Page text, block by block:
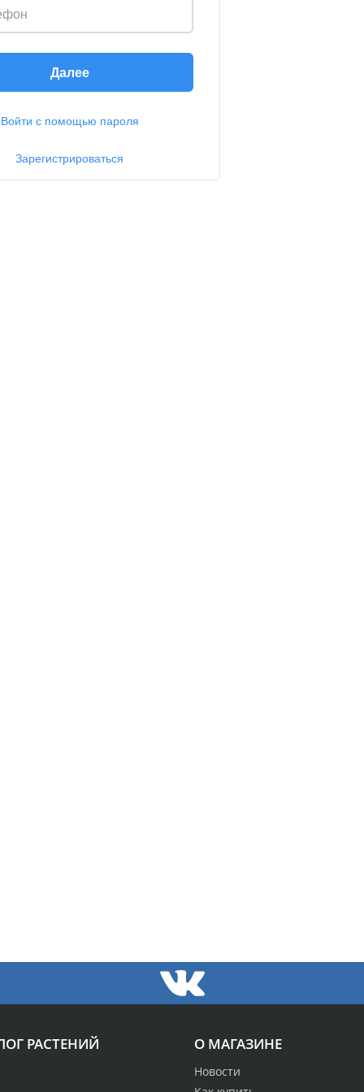
Далее
Войти с помощью пароля
Зарегистрироваться
О МАГАЗИНЕ
Новости
РАСТЕНИЙ